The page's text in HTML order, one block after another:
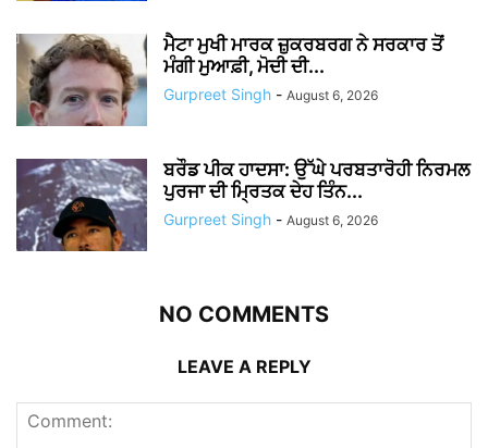
ਮੈਟਾ ਮੁਖੀ ਮਾਰਕ ਜ਼ੁਕਰਬਰਗ ਨੇ ਸਰਕਾਰ ਤੋਂ
ਮੰਗੀ ਮੁਆਫ਼ੀ, ਮੋਦੀ ਦੀ...
Gurpreet Singh - August 6, 2026
ਬਰੌਡ ਪੀਕ ਹਾਦਸਾ: ਉੱਘੇ ਪਰਬਤਾਰੋਹੀ ਨਿਰਮਲ
ਪੁਰਜਾ ਦੀ ਮ੍ਰਿਤਕ ਦੇਹ ਤਿੰਨ...
Gurpreet Singh - August 6, 2026
NO COMMENTS
LEAVE A REPLY